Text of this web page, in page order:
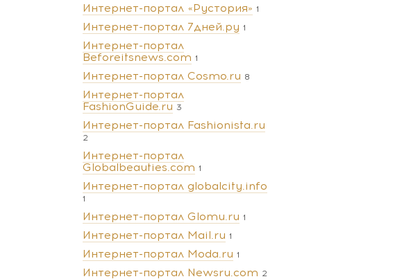
Интернет-портал «Рустория» 1
Интернет-портал 7дней.ру 1
Интернет-портал
Beforeitsnews.com 1
Интернет-портал Cosmo.ru 8
Интернет-портал
FashionGuide.ru 3
Интернет-портал Fashionista.ru
2
Интернет-портал
Globalbeauties.com 1
Интернет-портал globalcity.info
1
Интернет-портал Glomu.ru 1
Интернет-портал Mail.ru 1
Интернет-портал Moda.ru 1
Интернет-портал Newsru.com 2